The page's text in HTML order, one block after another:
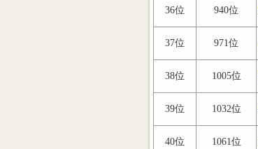
36位 940位
37位 971位
38位 1005位
39位 1032位
40位 1061位